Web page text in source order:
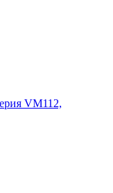
VM112,